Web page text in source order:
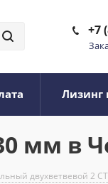
+7
Лизинг
мм в
двухветвевой 2 СТ